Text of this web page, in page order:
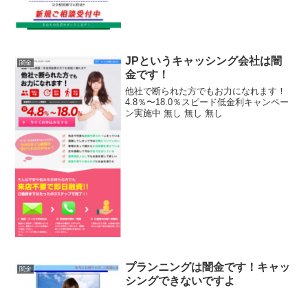
闇金
JPというキャッシング会社は闇
金です！
他社で断られた方でもお力になれます！
4.8％〜18.0％スピード低金利キャンペー
ン実施中 無し 無し 無し
闇金
プランニングは闇金です！キャッ
シングできないですよ